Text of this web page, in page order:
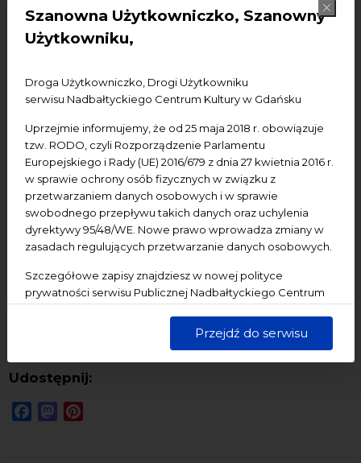
Szanowna Użytkowniczko, Szanowny
Użytkowniku,
Droga Użytkowniczko, Drogi Użytkowniku
serwisu Nadbałtyckiego Centrum Kultury w Gdańsku
Uprzejmie informujemy, że od 25 maja 2018 r. obowiązuje
tzw. RODO, czyli Rozporządzenie Parlamentu
Europejskiego i Rady (UE) 2016/679 z dnia 27 kwietnia 2016 r.
w sprawie ochrony osób fizycznych w związku z
przetwarzaniem danych osobowych i w sprawie
swobodnego przepływu takich danych oraz uchylenia
dyrektywy 95/48/WE. Nowe prawo wprowadza zmiany w
zasadach regulujących przetwarzanie danych osobowych.
Szczegółowe zapisy znajdziesz w nowej polityce
prywatności serwisu Publicznej Nadbałtyckiego Centrum
dane są przetwarzane w sposób bezpieczny, z należytą
starannością i zgodnie z obowiązującymi przepisami.
Przejdź do serwisu
Planujesz uczestnictwo w naszych wydarzeniach?
Wystarczy kilka kliknięć, by mieć gwarancję miejsca. ⬇️⬇️⬇️
Udostępnij:
FacebookMastodon